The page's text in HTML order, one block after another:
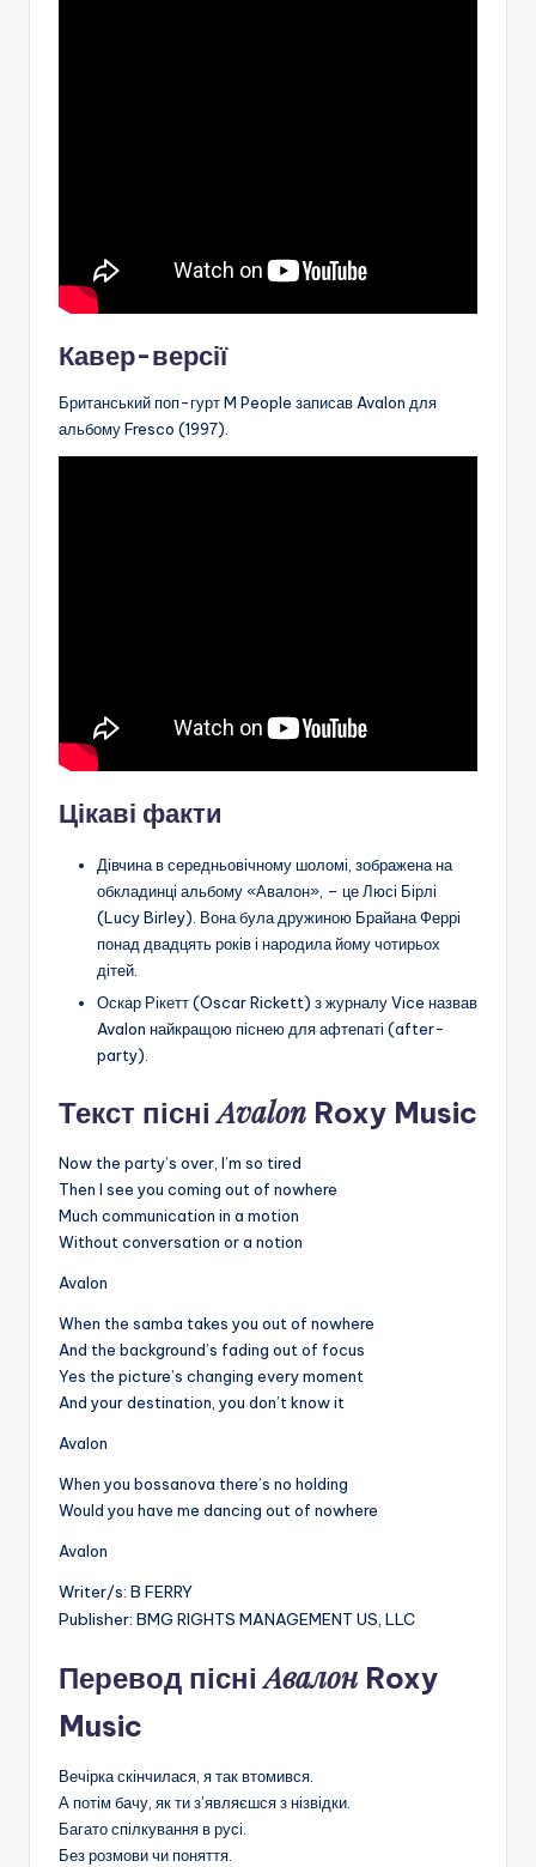
Кавер-версії
Британський поп-гурт M People записав Avalon для
альбому Fresco (1997).
Цікаві факти
Дівчина в середньовічному шоломі, зображена на
обкладинці альбому «Авалон», – це Люсі Бірлі
(Lucy Birley). Вона була дружиною Брайана Феррі
понад двадцять років і народила йому чотирьох
дітей.
Оскар Рікетт (Oscar Rickett) з журналу Vice назвав
Avalon найкращою піснею для афтепаті (after-
party).
Текст пісніAvalon Roxy Music
Now the party’s over, I’m so tired
Then I see you coming out of nowhere
Much communication in a motion
Without conversation or a notion
Avalon
When the samba takes you out of nowhere
And the background’s fading out of focus
Yes the picture’s changing every moment
And your destination, you don’t know it
Avalon
When you bossanova there’s no holding
Would you have me dancing out of nowhere
Avalon
Writer/s: B FERRY
Publisher: BMG RIGHTS MANAGEMENT US, LLC
Перевод пісніАвалон Roxy
Music
Вечірка скінчилася, я так втомився.
А потім бачу, як ти з’являєшся з нізвідки.
Багато спілкування в русі.
Без розмови чи поняття.